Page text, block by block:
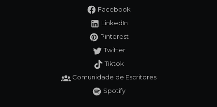
Facebook
LinkedIn
Pinterest
Twitter
Tiktok
Comunidade de Escritores
Spotify